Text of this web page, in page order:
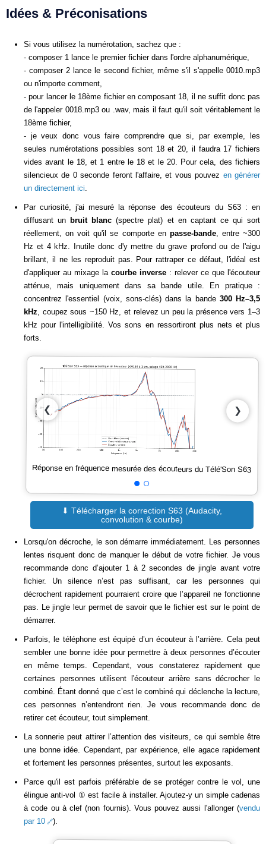
Idées & Préconisations
Si vous utilisez la numérotation, sachez que :
- composer 1 lance le premier fichier dans l'ordre alphanumérique,
- composer 2 lance le second fichier, même s'il s'appelle 0010.mp3
ou n'importe comment,
- pour lancer le 18ème fichier en composant 18, il ne suffit donc pas
de l'appeler 0018.mp3 ou .wav, mais il faut qu'il soit véritablement le
18ème fichier,
- je veux donc vous faire comprendre que si, par exemple, les
seules numérotations possibles sont 18 et 20, il faudra 17 fichiers
vides avant le 18, et 1 entre le 18 et le 20. Pour cela, des fichiers
silencieux de 0 seconde feront l'affaire, et vous pouvez en générer
un directement ici
Par curiosité, j'ai mesuré la réponse des écouteurs du S63 : en
diffusant un bruit blanc (spectre plat) et en captant ce qui sort
réellement, on voit qu'il se comporte en passe-bande, entre ~300
Hz et 4 kHz. Inutile donc d'y mettre du grave profond ou de l'aigu
brillant, il ne les reproduit pas. Pour rattraper ce défaut, l'idéal est
d'appliquer au mixage la courbe inverse : relever ce que l'écouteur
atténue, mais uniquement dans sa bande utile. En pratique :
concentrez l'essentiel (voix, sons-clés) dans la bande 300 Hz–3,5
kHz , coupez sous ~150 Hz, et relevez un peu la présence vers 1–3
kHz pour l'intelligibilité. Vos sons en ressortiront plus nets et plus
forts.
❮ ❯
Réponse en fréquence mesurée des écouteurs du Télé'Son S63
⬇ Télécharger la correction S63 (Audacity,
convolution & courbe)
Lorsqu'on décroche, le son démarre immédiatement. Les personnes
lentes risquent donc de manquer le début de votre fichier. Je vous
recommande donc d’ajouter 1 à 2 secondes de jingle avant votre
fichier. Un silence n’est pas suffisant, car les personnes qui
décrochent rapidement pourraient croire que l’appareil ne fonctionne
pas. Le jingle leur permet de savoir que le fichier est sur le point de
démarrer.
Parfois, le téléphone est équipé d’un écouteur à l’arrière. Cela peut
sembler une bonne idée pour permettre à deux personnes d’écouter
en même temps. Cependant, vous constaterez rapidement que
certaines personnes utilisent l'écouteur arrière sans décrocher le
combiné. Étant donné que c’est le combiné qui déclenche la lecture,
ces personnes n’entendront rien. Je vous recommande donc de
retirer cet écouteur, tout simplement.
La sonnerie peut attirer l’attention des visiteurs, ce qui semble être
une bonne idée. Cependant, par expérience, elle agace rapidement
et fortement les personnes présentes, surtout les exposants.
Parce qu'il est parfois préférable de se protéger contre le vol, une
élingue anti-vol ① est facile à installer. Ajoutez-y un simple cadenas
à code ou à clef (non fournis). Vous pouvez aussi l'allonger (vendu
par 10
).